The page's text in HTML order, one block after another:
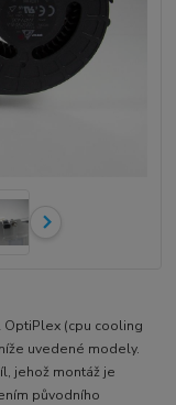
(cpu cooling
uvedené modely.
jehož montáž je
původního